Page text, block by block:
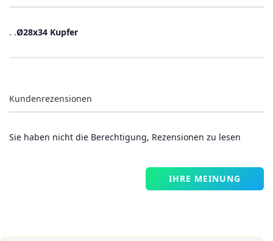
. .Ø28x34 Kupfer
Kundenrezensionen
Sie haben nicht die Berechtigung, Rezensionen zu lesen
IHRE MEINUNG